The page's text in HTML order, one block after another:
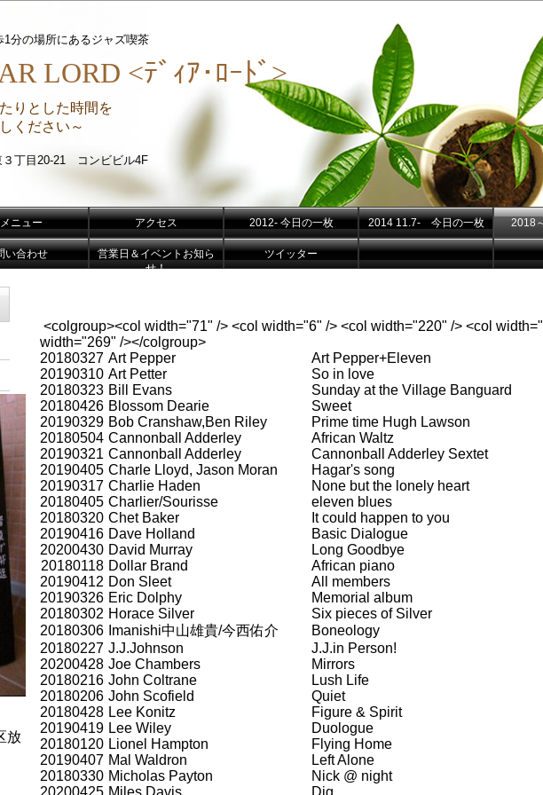
分の場所にあるジャズ喫茶
LORD <ﾃﾞｨｱ･ﾛｰﾄﾞ>
りとした時間を
い～
丁目20-21 コンビビル4F
メニュー アクセス 2012- 今日の一枚 2014 11.7- 今日の一枚 2018
い合わせ
営業日＆イベントお知ら
せ！
ツイッター
<colgroup><col width="71" /> <col width="6" /> <col width="220" /> <col
width="269" /></colgroup>
20180327 Art Pepper
Art Pepper+Eleven
20190310 Art Petter
So in love
20180323 Bill Evans
Sunday at the Village Banguard
20180426 Blossom Dearie
Sweet
20190329 Bob Cranshaw,Ben Riley
Prime time Hugh Lawson
20180504 Cannonball Adderley
African Waltz
20190321 Cannonball Adderley
Cannonball Adderley Sextet
20190405 Charle Lloyd, Jason Moran
Hagar's song
20190317 Charlie Haden
None but the lonely heart
20180405 Charlier/Sourisse
eleven blues
20180320 Chet Baker
It could happen to you
20190416 Dave Holland
Basic Dialogue
20200430 David Murray
Long Goodbye
20180118 Dollar Brand
African piano
20190412 Don Sleet
All members
20190326 Eric Dolphy
Memorial album
20180302 Horace Silver
Six pieces of Silver
20180306 Imanishi中山雄貴/今西佑介
Boneology
20180227 J.J.Johnson
J.J.in Person!
20200428 Joe Chambers
Mirrors
20180216 John Coltrane
Lush Life
20180206 John Scofield
Quiet
20180428 Lee Konitz
Figure & Spirit
20190419 Lee Wiley
Duologue
20180120 Lionel Hampton
Flying Home
20190407 Mal Waldron
Left Alone
20180330 Micholas Payton
Nick @ night
20200425 Miles Davis Dig
放